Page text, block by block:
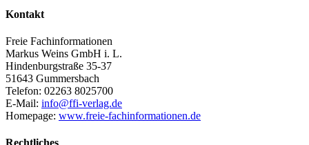
Kontakt
Freie Fachinformationen
Markus Weins GmbH i. L.
Hindenburgstraße 35-37
51643 Gummersbach
Telefon: 02263 8025700
E-Mail: info@ffi-verlag.de
Homepage: www.freie-fachinformationen.de